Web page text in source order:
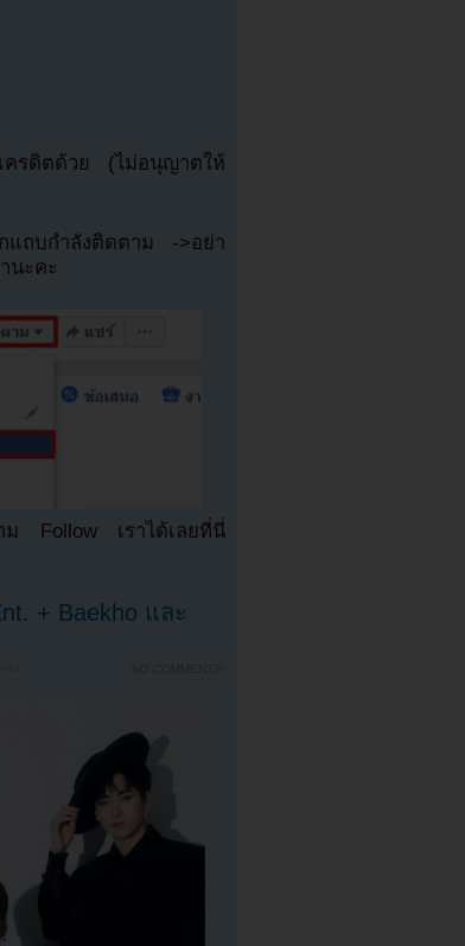
รดิตด้วย (ไม่อนุญาตให้
กแถบกำลังติดตาม ->อย่า
นะคะ
ม Follow เราได้เลยที่นี่
+ Baekho และ
NO COMMENTS